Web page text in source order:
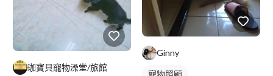
珈寶貝寵物澡堂/旅館
Ginny
寵物照顧